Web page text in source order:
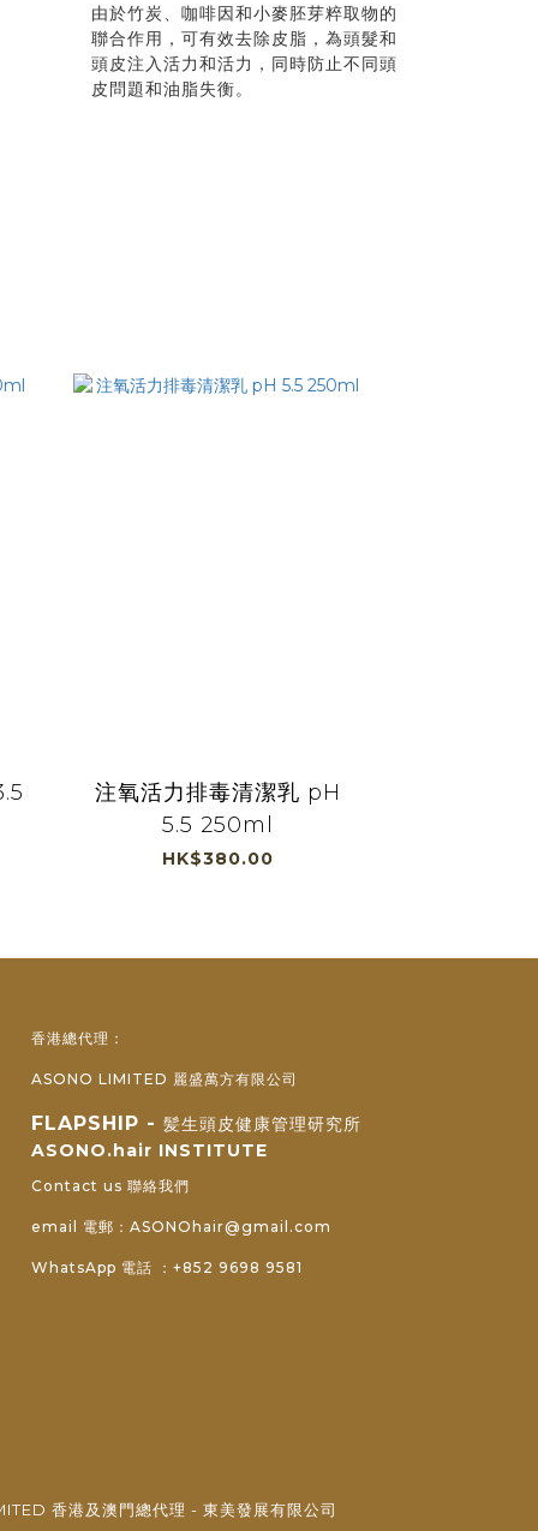
由於竹炭、咖啡因和小麥胚芽粹取物的
聯合作用，可有效去除皮脂，為頭髮和
頭皮注入活力和活力，同時防止不同頭
皮問題和油脂失衡。
注氧活力排毒清潔乳 pH
5.5 250ml
HK$380.00
香港總代理：
ASONO LIMITED 麗盛萬方有限公司
FLAPSHIP - 髪生頭皮健康管理研究所
ASONO.hair INSTITUTE
Contact us 聯絡我們
email 電郵：ASONOhair@gmail.com
WhatsApp 電話 ：+852 9698 9581
香港及澳門總代理 - 東美發展有限公司